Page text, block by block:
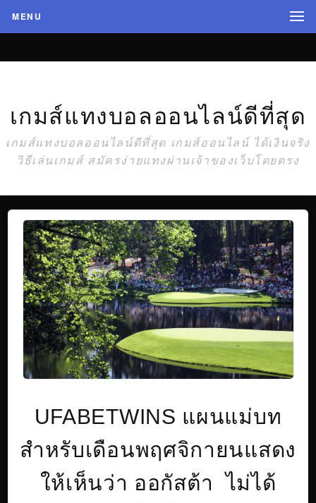
MENU
เกมส์แทงบอลออนไลน์ดีที่สุด
เกมส์แทงบอลออนไลน์ดีที่สุด เกมส์ออนไลน์ ได้เงินจริง
วิธีเล่นเกมส์ สมัครง่ายแทงผ่านเจ้าของเว็บโดยตรง
UFABETWINS แผนแม่บท
สำหรับเดือนพฤศจิกายนแสดง
ให้เห็นว่า ออกัสต้า ไม่ได้